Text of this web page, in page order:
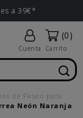
a 39€*
Cuenta
(0)
Carrito
de Paseo para
Neón Naranja